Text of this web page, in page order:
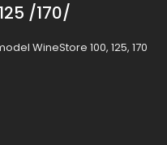
/170/
WineStore 100, 125, 170